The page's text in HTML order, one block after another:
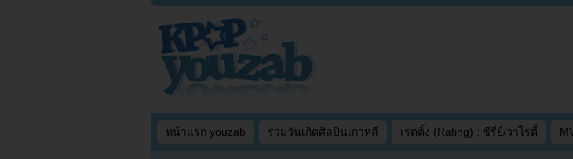
หน้าแรก youzab รวมวันเกิดศิลปินเกาหลี เรตติ้ง (Rating) : ซีรี่ย์/วาไรตี้